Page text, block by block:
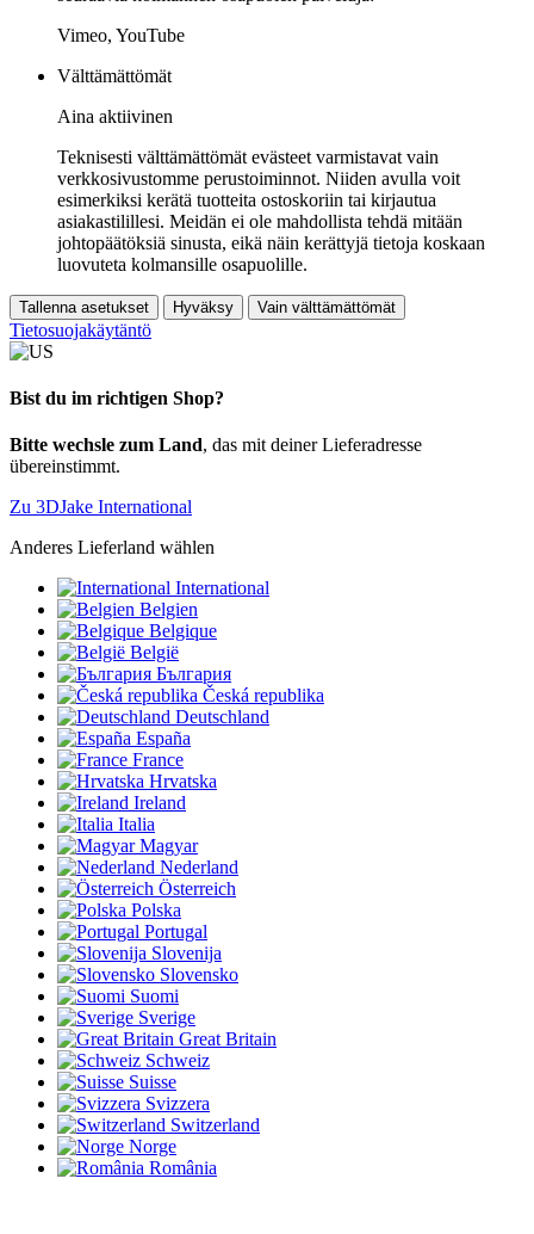
Vimeo, YouTube
Välttämättömät
Aina aktiivinen
Teknisesti välttämättömät evästeet varmistavat vain
verkkosivustomme perustoiminnot. Niiden avulla voit
esimerkiksi kerätä tuotteita ostoskoriin tai kirjautua
asiakastilillesi. Meidän ei ole mahdollista tehdä mitään
johtopäätöksiä sinusta, eikä näin kerättyjä tietoja koskaan
luovuteta kolmansille osapuolille.
Tallenna asetukset Hyväksy Vain välttämättömät
Tietosuojakäytäntö
Bist du im richtigen Shop?
Bitte wechsle zum Land, das mit deiner Lieferadresse
übereinstimmt.
Zu 3DJake International
Anderes Lieferland wählen
International
Belgien
Belgique
België
България
Česká republika
Deutschland
España
France
Hrvatska
Ireland
Italia
Magyar
Nederland
Österreich
Polska
Portugal
Slovenija
Slovensko
Suomi
Sverige
Great Britain
Schweiz
Suisse
Svizzera
Switzerland
Norge
România